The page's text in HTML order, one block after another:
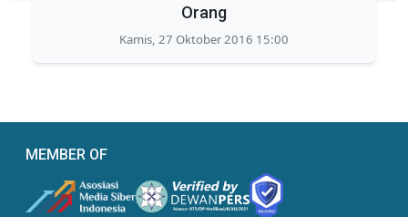
Orang
Kamis, 27 Oktober 2016 15:00
MEMBER OF